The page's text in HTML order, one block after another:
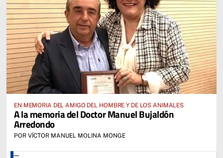
EN MEMORIA DEL AMIGO DEL HOMBRE Y DE LOS ANIMALES
A la memoria del Doctor Manuel Bujaldón
Arredondo
POR VÍCTOR MANUEL MOLINA MONGE